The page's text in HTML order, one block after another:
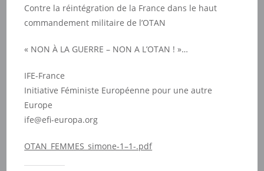
Contre la réintégration de la France dans le haut
commandement militaire de l’OTAN
« NON À LA GUERRE – NON A L’OTAN ! »…
IFE-France
Initiative Féministe Européenne pour une autre
Europe
ife@efi-europa.org
OTAN_FEMMES_simone-1–1-.pdf